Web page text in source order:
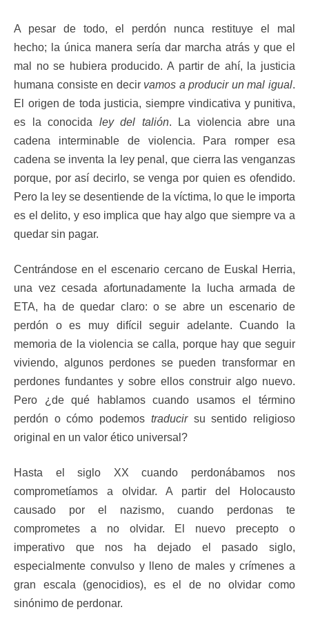
A pesar de todo, el perdón nunca restituye el mal
hecho; la única manera sería dar marcha atrás y que el
mal no se hubiera producido. A partir de ahí, la justicia
humana consiste en decir vamos a producir un mal igual.
El origen de toda justicia, siempre vindicativa y punitiva,
es la conocida ley del talión. La violencia abre una
cadena interminable de violencia. Para romper esa
cadena se inventa la ley penal, que cierra las venganzas
porque, por así decirlo, se venga por quien es ofendido.
Pero la ley se desentiende de la víctima, lo que le importa
es el delito, y eso implica que hay algo que siempre va a
quedar sin pagar.
Centrándose en el escenario cercano de Euskal Herria,
una vez cesada afortunadamente la lucha armada de
ETA, ha de quedar claro: o se abre un escenario de
perdón o es muy difícil seguir adelante. Cuando la
memoria de la violencia se calla, porque hay que seguir
viviendo, algunos perdones se pueden transformar en
perdones fundantes y sobre ellos construir algo nuevo.
Pero ¿de qué hablamos cuando usamos el término
perdón o cómo podemos traducirsu sentido religioso
original en un valor ético universal?
Hasta el siglo XX cuando perdonábamos nos
comprometíamos a olvidar. A partir del Holocausto
causado por el nazismo, cuando perdonas te
comprometes a no olvidar. El nuevo precepto o
imperativo que nos ha dejado el pasado siglo,
especialmente convulso y lleno de males y crímenes a
gran escala (genocidios), es el de no olvidar como
sinónimo de perdonar.